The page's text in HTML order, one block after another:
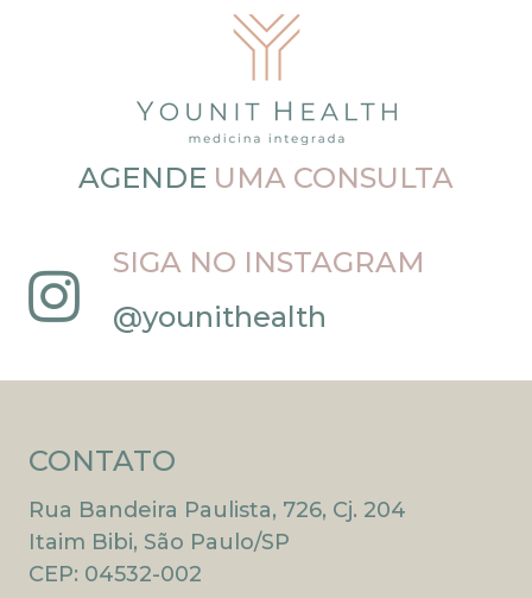
AGENDE UMA CONSULTA
SIGA NO INSTAGRAM
@younithealth
CONTATO
Rua Bandeira Paulista, 726, Cj. 204
Itaim Bibi, São Paulo/SP
CEP: 04532-002